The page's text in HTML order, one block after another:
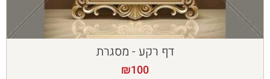
דף רקע - מסגרת
₪100